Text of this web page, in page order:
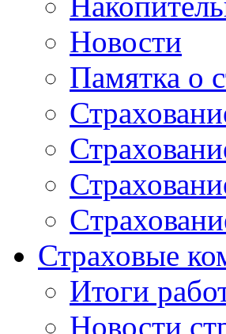
Новости
Памятка о
Страховые
Итоги
Новости